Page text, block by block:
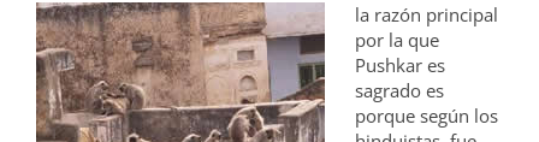
la razón principal
por la que
Pushkar es
sagrado es
porque según los